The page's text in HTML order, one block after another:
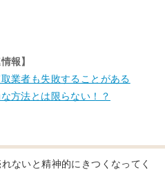
報】
業者も失敗することがある
方法とは限らない！？
ないと精神的にきつくなってく